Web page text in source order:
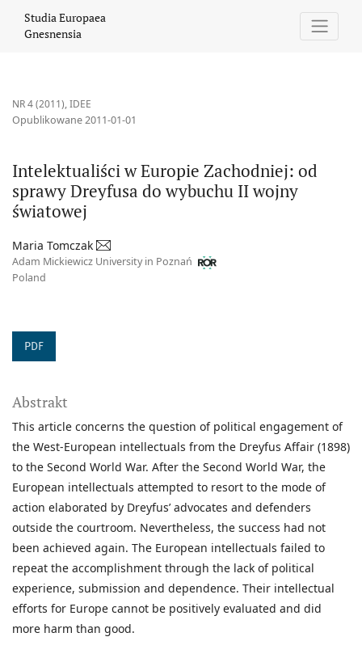
Studia Europaea
Gnesnensia
NR 4 (2011),IDEE
Intelektualiści w Europie Zachodniej: od
sprawy Dreyfusa do wybuchu II wojny
światowej
Opublikowane 2011-01-01
Maria Tomczak
Adam Mickiewicz University in Poznań
Poland
PDF
Abstrakt
This article concerns the question of political engagement of
the West-European intellectuals from the Dreyfus Affair (1898)
to the Second World War. After the Second World War, the
European intellectuals attempted to resort to the mode of
action elaborated by Dreyfus’ advocates and defenders
outside the courtroom. Nevertheless, the success had not
been achieved again. The European intellectuals failed to
repeat the accomplishment through the lack of political
experience, submission and dependence. Their intellectual
efforts for Europe cannot be positively evaluated and did
more harm than good.